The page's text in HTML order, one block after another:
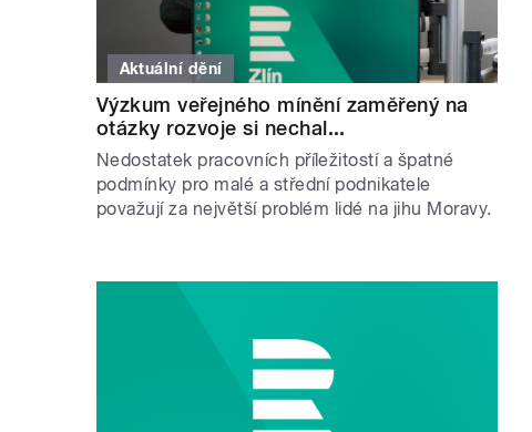
Aktuální dění
Výzkum veřejného mínění zaměřený na
otázky rozvoje si nechal...
Nedostatek pracovních příležitostí a špatné
podmínky pro malé a střední podnikatele
považují za největší problém lidé na jihu Moravy.